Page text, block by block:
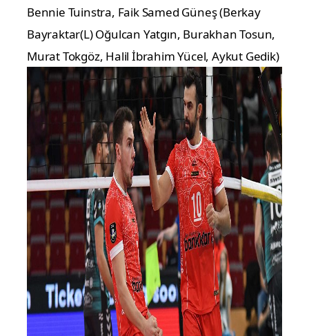
Bennie Tuinstra, Faik Samed Güneş (Berkay
Bayraktar(L) Oğulcan Yatgın, Burakhan Tosun,
Murat Tokgöz, Halil İbrahim Yücel, Aykut Gedik)